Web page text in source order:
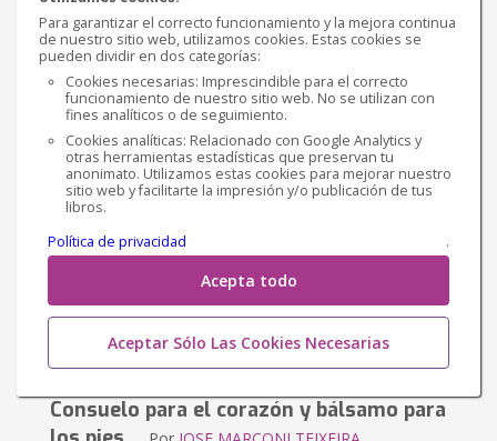
Para garantizar el correcto funcionamiento y la mejora continua
de nuestro sitio web, utilizamos cookies. Estas cookies se
pueden dividir en dos categorías:
Cookies necesarias: Imprescindible para el correcto
funcionamiento de nuestro sitio web. No se utilizan con
fines analíticos o de seguimiento.
Cookies analíticas: Relacionado con Google Analytics y
otras herramientas estadísticas que preservan tu
anonimato. Utilizamos estas cookies para mejorar nuestro
sitio web y facilitarte la impresión y/o publicación de tus
libros.
Política de privacidad
.
Acepta todo
Aceptar Sólo Las Cookies Necesarias
LA RESPUESTA DEL ALTAR
Consuelo para el corazón y bálsamo para